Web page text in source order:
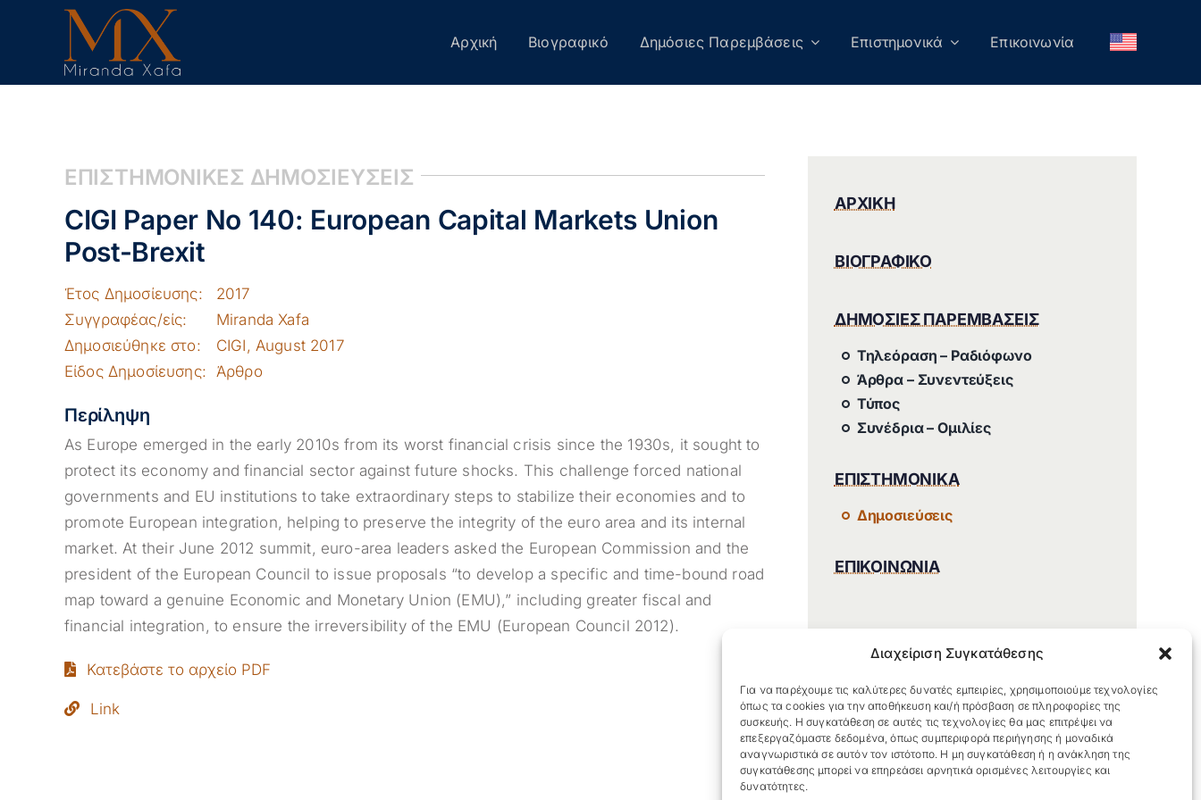
Διαχείριση Συγκατάθεσης
Για να παρέχουμε τις καλύτερες δυνατές εμπειρίες, χρησιμοποιούμε τεχνολογίες
όπως τα cookies για την αποθήκευση και/ή πρόσβαση σε πληροφορίες της
συσκευής. Η συγκατάθεση σε αυτές τις τεχνολογίες θα μας επιτρέψει να
επεξεργαζόμαστε δεδομένα, όπως συμπεριφορά περιήγησης ή μοναδικά
αναγνωριστικά σε αυτόν τον ιστότοπο. Η μη συγκατάθεση ή η ανάκληση της
συγκατάθεσης μπορεί να επηρεάσει αρνητικά ορισμένες λειτουργίες και
δυνατότητες.
Αρχική Βιογραφικό Δημόσιες Παρεμβάσεις Επιστημονικά Επικοινωνία
ΕΠΙΣΤΗΜΟΝΙΚΕΣ ΔΗΜΟΣΙΕΥΣΕΙΣ
CIGI Paper No 140: European Capital Markets Union
Post-Brexit
Έτος Δημοσίευσης:
2017
Συγγραφέας/είς:
Miranda Xafa
Δημοσιεύθηκε στο:
CIGI, August 2017
Είδος Δημοσίευσης: Άρθρο
Περίληψη
As Europe emerged in the early 2010s from its worst financial crisis since the 1930s, it sought to
protect its economy and financial sector against future shocks. This challenge forced national
governments and EU institutions to take extraordinary steps to stabilize their economies and to
promote European integration, helping to preserve the integrity of the euro area and its internal
market. At their June 2012 summit, euro-area leaders asked the European Commission and the
president of the European Council to issue proposals “to develop a specific and time-bound road
map toward a genuine Economic and Monetary Union (EMU),” including greater fiscal and
financial integration, to ensure the irreversibility of the EMU (European Council 2012).
Κατεβάστε το αρχείο PDF
Link
ΑΡΧΙΚΗ
ΒΙΟΓΡΑΦΙΚΟ
ΔΗΜΟΣΙΕΣ ΠΑΡΕΜΒΑΣΕΙΣ
Τηλεόραση – Ραδιόφωνο
Άρθρα – Συνεντεύξεις
Τύπος
Συνέδρια – Ομιλίες
ΕΠΙΣΤΗΜΟΝΙΚΑ
Δημοσιεύσεις
ΕΠΙΚΟΙΝΩΝΙΑ